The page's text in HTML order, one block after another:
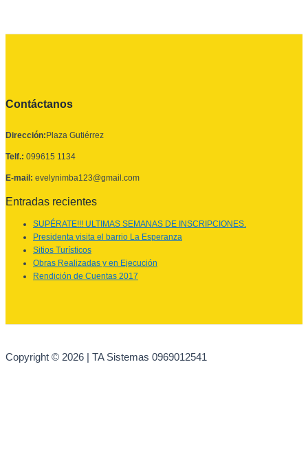
Contáctanos
Dirección: Plaza Gutiérrez
Telf.: 099615 1134
E-mail: evelynimba123@gmail.com
Entradas recientes
SUPÉRATE!!! ULTIMAS SEMANAS DE INSCRIPCIONES.
Presidenta visita el barrio La Esperanza
Sitios Turísticos
Obras Realizadas y en Ejecución
Rendición de Cuentas 2017
Copyright © 2026 | TA Sistemas 0969012541